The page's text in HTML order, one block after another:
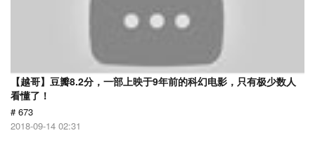
【越哥】豆瓣8.2分，一部上映于9年前的科幻电影，只有极少数人
看懂了！
# 673
2018-09-14 02:31